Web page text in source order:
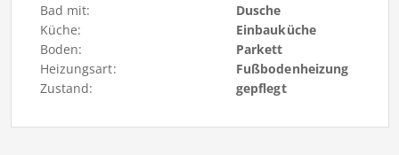
Bad mit:
Dusche
Küche:
Einbauküche
Boden:
Parkett
Heizungsart:
Fußbodenheizung
Zustand:
gepflegt